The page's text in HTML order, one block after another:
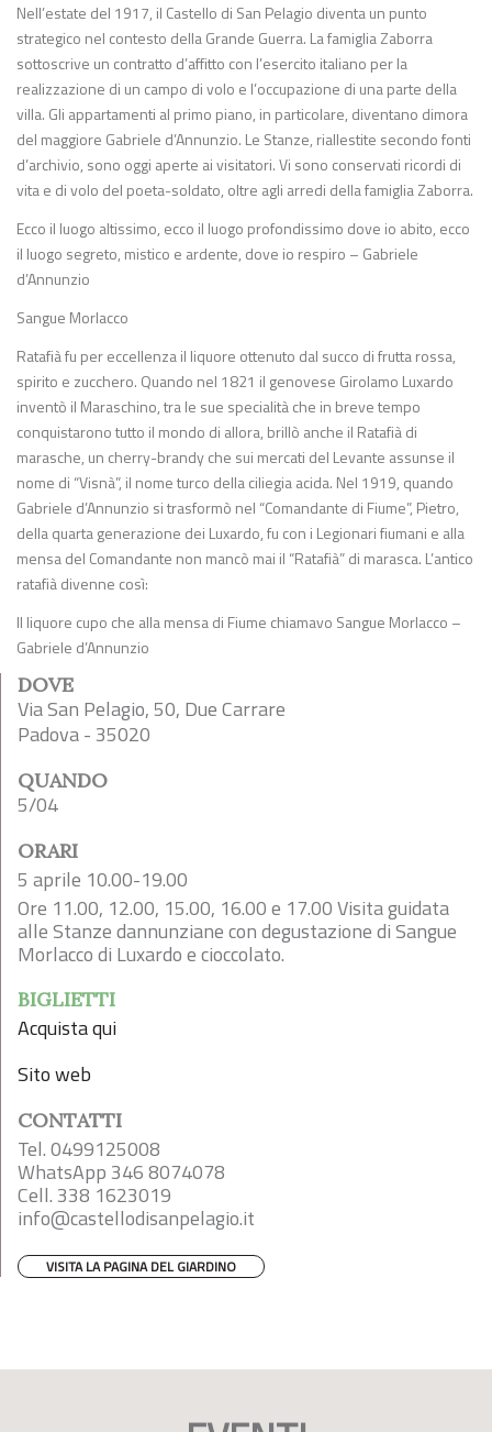
Nell’estate del 1917, il Castello di San Pelagio diventa un punto
strategico nel contesto della Grande Guerra. La famiglia Zaborra
sottoscrive un contratto d’affitto con l’esercito italiano per la
realizzazione di un campo di volo e l’occupazione di una parte della
villa. Gli appartamenti al primo piano, in particolare, diventano dimora
del maggiore Gabriele d’Annunzio. Le Stanze, riallestite secondo fonti
d’archivio, sono oggi aperte ai visitatori. Vi sono conservati ricordi di
vita e di volo del poeta-soldato, oltre agli arredi della famiglia Zaborra.
Ecco il luogo altissimo, ecco il luogo profondissimo dove io abito, ecco
il luogo segreto, mistico e ardente, dove io respiro – Gabriele
d’Annunzio
Sangue Morlacco
Ratafià fu per eccellenza il liquore ottenuto dal succo di frutta rossa,
spirito e zucchero. Quando nel 1821 il genovese Girolamo Luxardo
inventò il Maraschino, tra le sue specialità che in breve tempo
conquistarono tutto il mondo di allora, brillò anche il Ratafià di
marasche, un cherry-brandy che sui mercati del Levante assunse il
nome di “Visnà”, il nome turco della ciliegia acida. Nel 1919, quando
Gabriele d’Annunzio si trasformò nel “Comandante di Fiume”, Pietro,
della quarta generazione dei Luxardo, fu con i Legionari fiumani e alla
mensa del Comandante non mancò mai il “Ratafià” di marasca. L’antico
ratafià divenne così:
Il liquore cupo che alla mensa di Fiume chiamavo Sangue Morlacco –
Gabriele d’Annunzio
DOVE
Via San Pelagio, 50, Due Carrare
Padova - 35020
QUANDO
5/04
ORARI
5 aprile 10.00-19.00
Ore 11.00, 12.00, 15.00, 16.00 e 17.00 Visita guidata
alle Stanze dannunziane con degustazione di Sangue
Morlacco di Luxardo e cioccolato.
BIGLIETTI
Acquista qui
Sito web
CONTATTI
Tel. 0499125008
WhatsApp 346 8074078
Cell. 338 1623019
info@castellodisanpelagio.it
VISITA LA PAGINA DEL GIARDINO